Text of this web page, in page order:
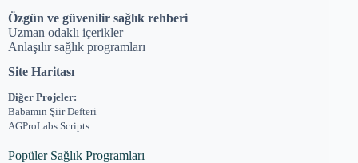
Özgün ve güvenilir sağlık rehberi
Uzman odaklı içerikler
Anlaşılır sağlık programları
Site Haritası
Diğer Projeler:
Babamın Şiir Defteri
AGProLabs Scripts
Popüler Sağlık Programları